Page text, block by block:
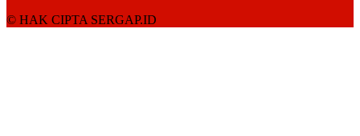
© HAK CIPTA SERGAP.ID